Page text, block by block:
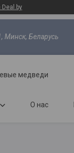
Deal.by
Минск, Беларусь
медведи
О нас